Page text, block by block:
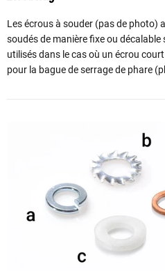
Les écrous à souder (pas de photo)
soudés de manière fixe ou
utilisés dans le cas où un écrou
pour la bague de serrage de phare